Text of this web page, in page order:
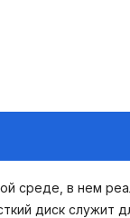
среде, в нем
диск служит